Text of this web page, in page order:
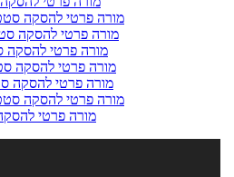
מורה פרטי להסקה
מורה פרטי להסקה
מורה פרטי להסקה
מורה פרטי להסקה
מורה פרטי להסקה
מורה פרטי להסקה
מורה פרטי